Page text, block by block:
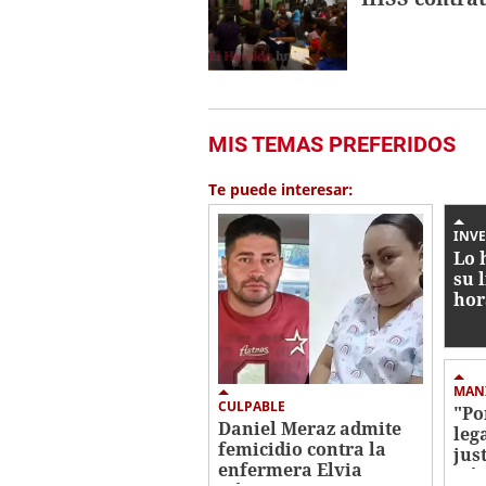
MIS TEMAS PREFERIDOS
Te puede interesar:
CULPABLE
Daniel Meraz admite
femicidio contra la
enfermera Elvia
Lo
su